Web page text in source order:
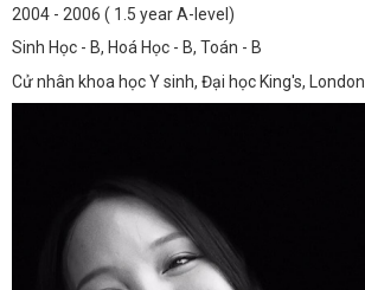
2004 - 2006 ( 1.5 year A-level)
Sinh Học - B, Hoá Học - B, Toán - B
Cử nhân khoa học Y sinh, Đại học King's, London